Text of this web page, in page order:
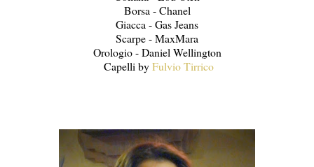
Borsa - Chanel
Giacca - Gas Jeans
Scarpe - MaxMara
Orologio - Daniel Wellington
Capelli byFulvio Tirrico